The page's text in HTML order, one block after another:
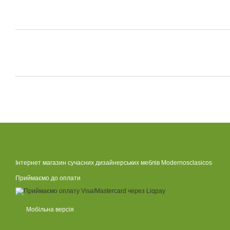
Інтернет магазин сучасних дизайнерських меблів Modernosclasicos
Приймаємо до оплати
Мобільна версія